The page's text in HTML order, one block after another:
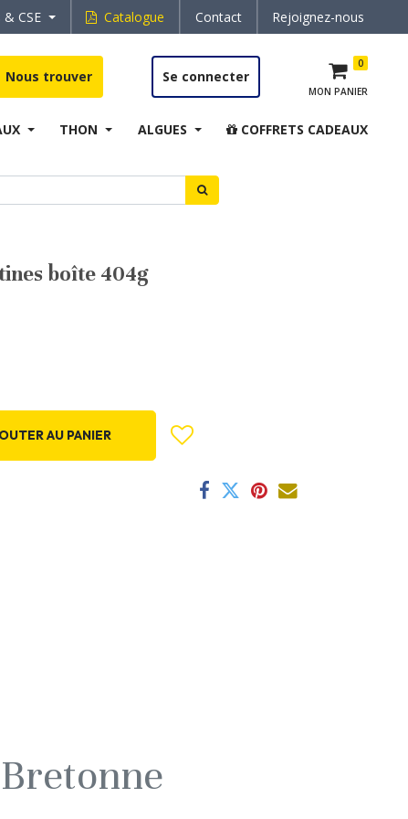
CSE Catalogue Contact Rejoignez-nous
Nous trouver Se connecter
MON PANIER
0
THON ALGUES COFFRETS CADEAUX
boîte 404g
AU PANIER